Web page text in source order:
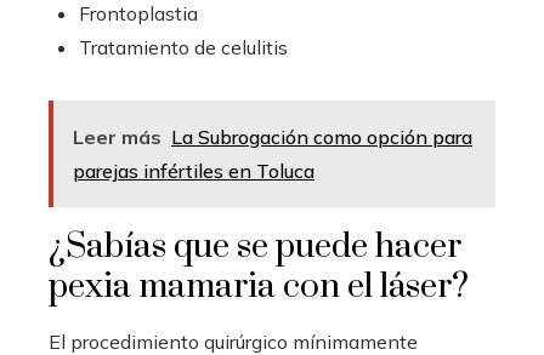
Frontoplastia
Tratamiento de celulitis
Leer más La Subrogación como opción para
parejas infértiles en Toluca
¿Sabías que se puede hacer
pexia mamaria con el láser?
El procedimiento quirúrgico mínimamente